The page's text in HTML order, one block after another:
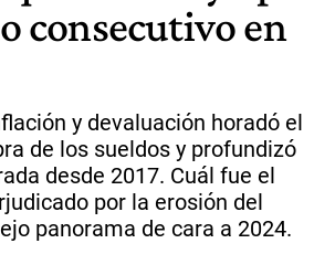
consecutivo en
y devaluación horadó el
de los sueldos y profundizó
desde 2017. Cuál fue el
por la erosión del
panorama de cara a 2024.